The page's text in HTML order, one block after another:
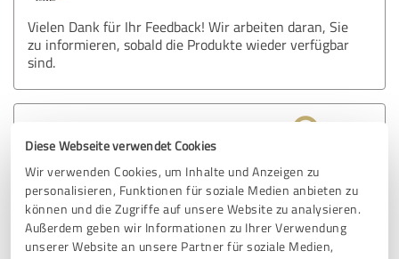
Diese Webseite verwendet Cookies
Wir verwenden Cookies, um Inhalte und Anzeigen zu
personalisieren, Funktionen für soziale Medien anbieten zu
können und die Zugriffe auf unsere Website zu analysieren.
Außerdem geben wir Informationen zu Ihrer Verwendung
unserer Website an unsere Partner für soziale Medien,
Vielen Dank für Ihr Feedback! Wir arbeiten daran, Sie
zu informieren, sobald die Produkte wieder verfügbar
sind.
SEHR GUT Empfehlung
Bewertung zu: